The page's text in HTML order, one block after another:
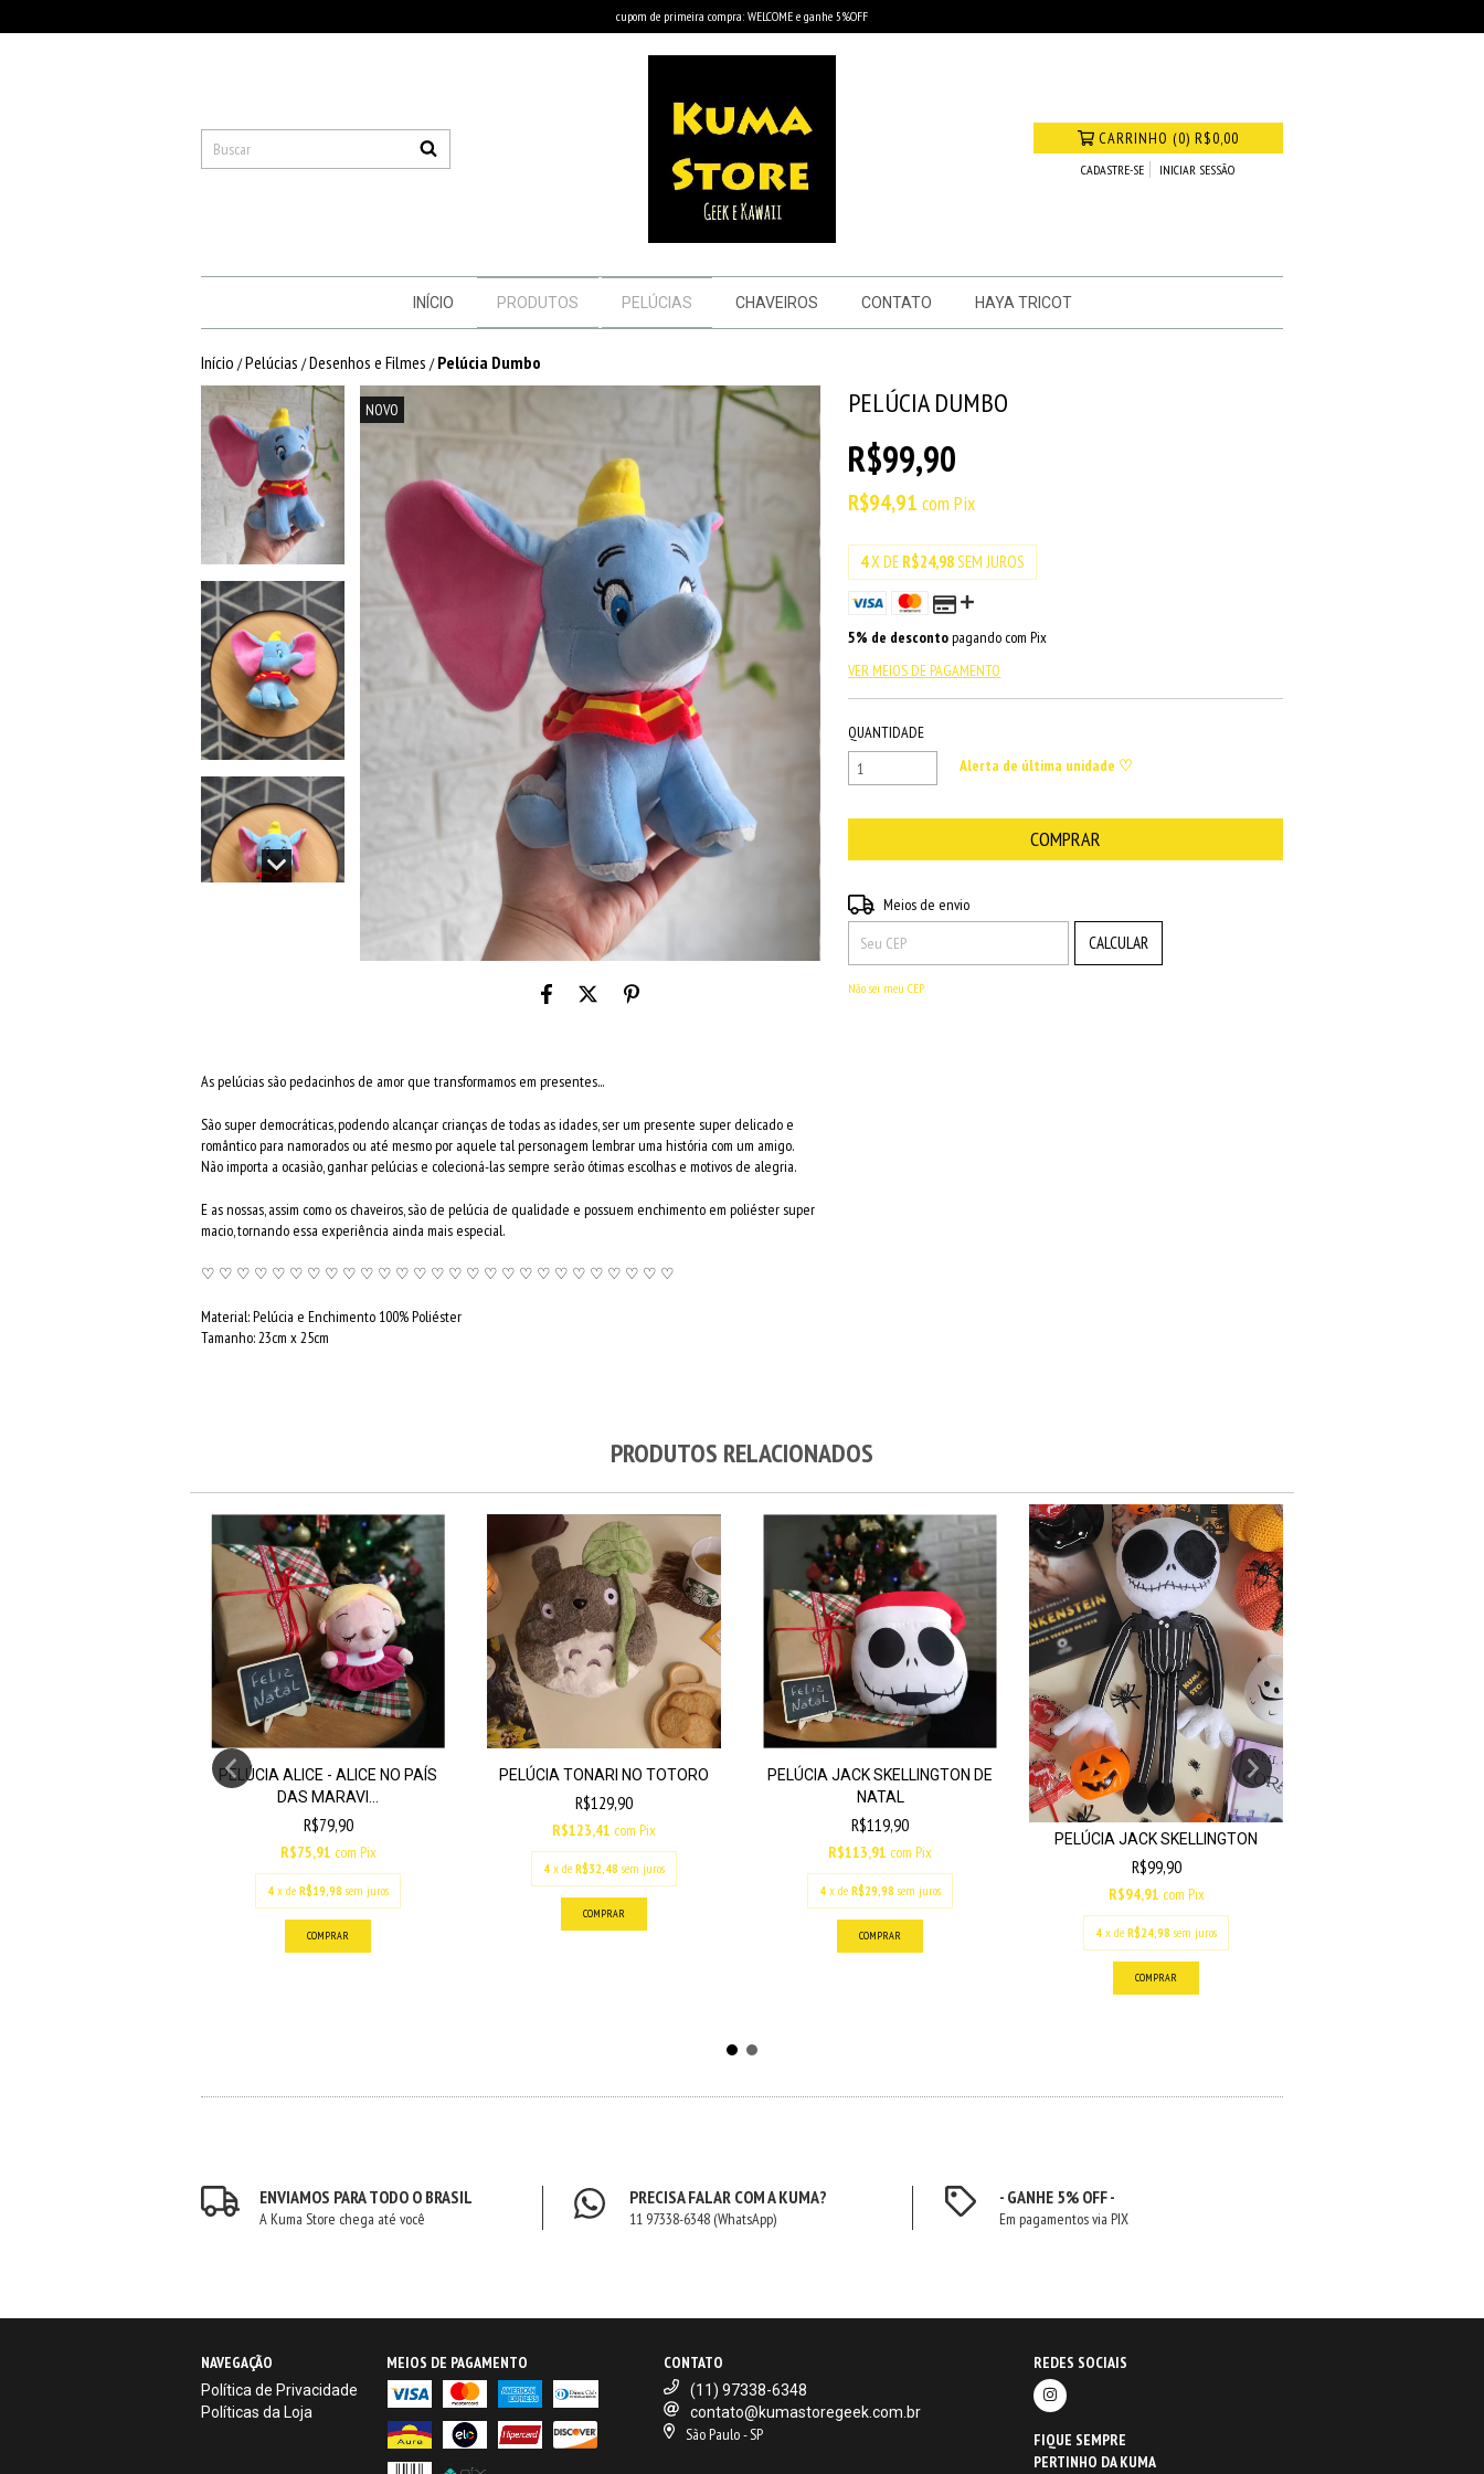
cupom de primeira compra: WELCOME e ganhe 5%OFF
CARRINHO (0)R$0,00
CADASTRE-SE INICIAR SESSÃO
INÍCIO PRODUTOS PELÚCIAS CHAVEIROS CONTATO HAYA TRICOT
Início /Pelúcias /Desenhos e Filmes / Pelúcia Dumbo
NOVO
As pelúcias são pedacinhos de amor que transformamos em presentes...
São super democráticas, podendo alcançar crianças de todas as idades, ser um presente super delicado e
romântico para namorados ou até mesmo por aquele tal personagem lembrar uma história com um amigo.
Não importa a ocasião, ganhar pelúcias e colecioná-las sempre serão ótimas escolhas e motivos de alegria.
E as nossas, assim como os chaveiros, são de pelúcia de qualidade e possuem enchimento em poliéster super
macio, tornando essa experiência ainda mais especial.
♡ ♡ ♡ ♡ ♡ ♡ ♡ ♡ ♡ ♡ ♡ ♡ ♡ ♡ ♡ ♡ ♡ ♡ ♡ ♡ ♡ ♡ ♡ ♡ ♡ ♡ ♡
Material: Pelúcia e Enchimento 100% Poliéster
Tamanho: 23cm x 25cm
PELÚCIA DUMBO
R$99,90
R$94,91com Pix
4X DE R$24,98SEM JUROS
5% de descontopagando com Pix
VER MEIOS DE PAGAMENTO
QUANTIDADE
Alerta de última unidade ♡
Entregas para o CEP:
Meios de envio
CALCULAR
Não sei meu CEP
PRODUTOS RELACIONADOS
PELÚCIA ALICE - ALICE NO PAÍS
DAS MARAVI...
R$79,90
R$75,91 com Pix
4 x de R$19,98 sem juros
PELÚCIA TONARI NO TOTORO
R$129,90
R$123,41 com Pix
4 x de R$32,48 sem juros
PELÚCIA JACK SKELLINGTON DE
NATAL
R$119,90
R$113,91 com Pix
4 x de R$29,98 sem juros
PELÚCIA JACK SKELLINGTON
R$99,90
R$94,91 com Pix
4 x de R$24,98 sem juros
ENVIAMOS PARA TODO O BRASIL
A Kuma Store chega até você
PRECISA FALAR COM A KUMA?
11 97338-6348 (WhatsApp)
- GANHE 5% OFF -
Em pagamentos via PIX
NAVEGAÇÃO
Política de Privacidade
Políticas da Loja
MEIOS DE PAGAMENTO CONTATO
(11) 97338-6348
contato@kumastoregeek.com.br
São Paulo - SP
REDES SOCIAIS
FIQUE SEMPRE
PERTINHO DA KUMA